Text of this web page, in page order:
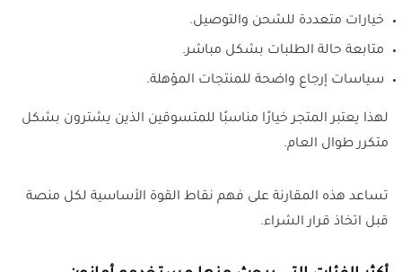
خيارات متعددة للشحن والتوصيل.
متابعة حالة الطلبات بشكل مباشر.
سياسات إرجاع واضحة للمنتجات المؤهلة.
لهذا يعتبر المتجر خيارًا مناسبًا للمتسوقين الذين يشترون بشكل
متكرر طوال العام.
تساعد هذه المقارنة على فهم نقاط القوة الأساسية لكل منصة
قبل اتخاذ قرار الشراء.